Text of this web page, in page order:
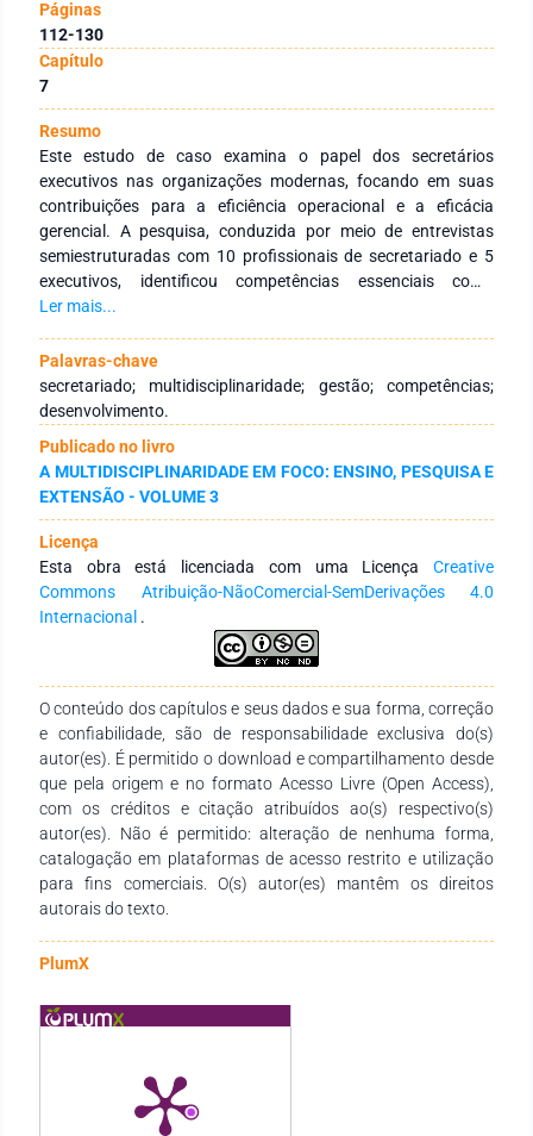
Páginas
112-130
Capítulo
7
Resumo
Este estudo de caso examina o papel dos secretários
executivos nas organizações modernas, focando em suas
contribuições para a eficiência operacional e a eficácia
gerencial. A pesquisa, conduzida por meio de entrevistas
semiestruturadas com 10 profissionais de secretariado e 5
executivos, identificou competências essenciais como
comunicação, organização, gestão do tempo e proficiência
destacam a importância contínua do desenvolvimento
dessas competências para melhorar a comunicação interna e
apoiar estratégias organizacionais. O estudo sugere que,
para enfrentar os desafios identificados, é primordial um
investimento constante na formação e atualização das
habilidades dos secretários executivos.
Ler mais...
Palavras-chave
secretariado; multidisciplinaridade; gestão; competências;
desenvolvimento.
Publicado no livro
A MULTIDISCIPLINARIDADE EM FOCO: ENSINO, PESQUISA E
EXTENSÃO - VOLUME 3
Licença
Esta obra está licenciada com uma Licença Creative
Commons Atribuição-NãoComercial-SemDerivações 4.0
Internacional .
O conteúdo dos capítulos e seus dados e sua forma, correção
e confiabilidade, são de responsabilidade exclusiva do(s)
autor(es). É permitido o download e compartilhamento desde
que pela origem e no formato Acesso Livre (Open Access),
com os créditos e citação atribuídos ao(s) respectivo(s)
autor(es). Não é permitido: alteração de nenhuma forma,
catalogação em plataformas de acesso restrito e utilização
para fins comerciais. O(s) autor(es) mantêm os direitos
autorais do texto.
PlumX